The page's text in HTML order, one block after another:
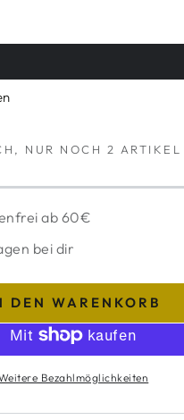
NUR NOCH 2 ARTIKEL
ab 60€
bei dir
IN DEN WARENKORB
Bezahlmöglichkeiten